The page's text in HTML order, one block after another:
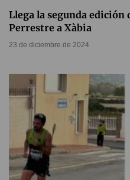
Llega la segunda edición
Perrestre a Xàbia
23 de diciembre de 2024